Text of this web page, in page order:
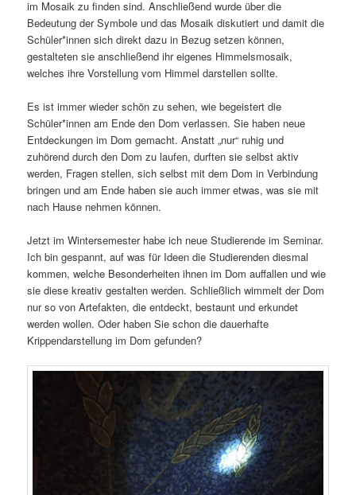
im Mosaik zu finden sind. Anschließend wurde über die
Bedeutung der Symbole und das Mosaik diskutiert und damit die
Schüler*innen sich direkt dazu in Bezug setzen können,
gestalteten sie anschließend ihr eigenes Himmelsmosaik,
welches ihre Vorstellung vom Himmel darstellen sollte.
Es ist immer wieder schön zu sehen, wie begeistert die
Schüler*innen am Ende den Dom verlassen. Sie haben neue
Entdeckungen im Dom gemacht. Anstatt „nur“ ruhig und
zuhörend durch den Dom zu laufen, durften sie selbst aktiv
werden, Fragen stellen, sich selbst mit dem Dom in Verbindung
bringen und am Ende haben sie auch immer etwas, was sie mit
nach Hause nehmen können.
Jetzt im Wintersemester habe ich neue Studierende im Seminar.
Ich bin gespannt, auf was für Ideen die Studierenden diesmal
kommen, welche Besonderheiten ihnen im Dom auffallen und wie
sie diese kreativ gestalten werden. Schließlich wimmelt der Dom
nur so von Artefakten, die entdeckt, bestaunt und erkundet
werden wollen. Oder haben Sie schon die dauerhafte
Krippendarstellung im Dom gefunden?